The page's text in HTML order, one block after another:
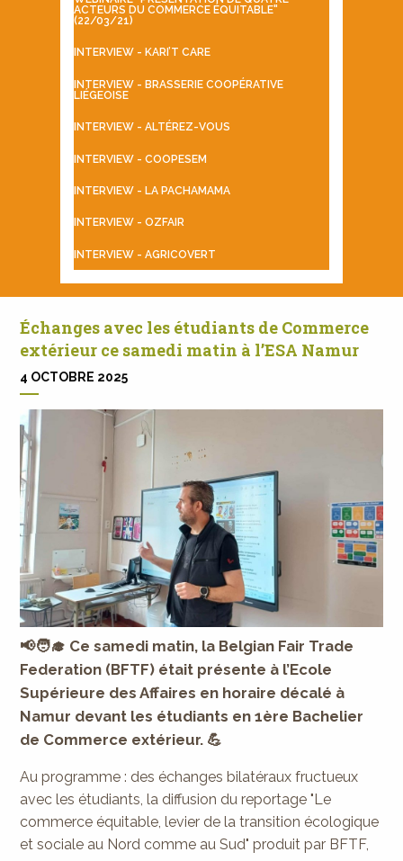
ACTEURS DU COMMERCE ÉQUITABLE"
(22/03/21)
INTERVIEW - KARI’T CARE
INTERVIEW - BRASSERIE COOPÉRATIVE
LIÉGEOISE
INTERVIEW - ALTÉREZ-VOUS
INTERVIEW - COOPESEM
INTERVIEW - LA PACHAMAMA
INTERVIEW - OZFAIR
INTERVIEW - AGRICOVERT
Échanges avec les étudiants de Commerce
extérieur ce samedi matin à l’ESA Namur
4 OCTOBRE 2025
📢🧑‍🎓 Ce samedi matin, la Belgian Fair Trade
Federation (BFTF) était présente à l’Ecole
Supérieure des Affaires en horaire décalé à
Namur devant les étudiants en 1ère Bachelier
de Commerce extérieur. 💪
Au programme : des échanges bilatéraux fructueux
avec les étudiants, la diffusion du reportage "Le
commerce équitable, levier de la transition écologique
et sociale au Nord comme au Sud" produit par BFTF,